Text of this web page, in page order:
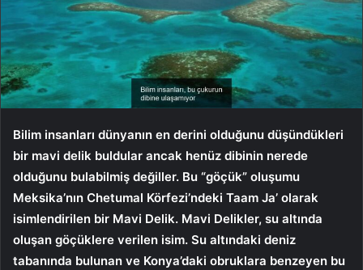
Bilim insanları dünyanın en derini olduğunu düşündükleri
bir mavi delik buldular ancak henüz dibinin nerede
olduğunu bulabilmiş değiller. Bu “göçük” oluşumu
Meksika’nın Chetumal Körfezi’ndeki Taam Ja’ olarak
isimlendirilen bir Mavi Delik. Mavi Delikler, su altında
oluşan göçüklere verilen isim. Su altındaki deniz
tabanında bulunan ve Konya’daki obruklara benzeyen bu